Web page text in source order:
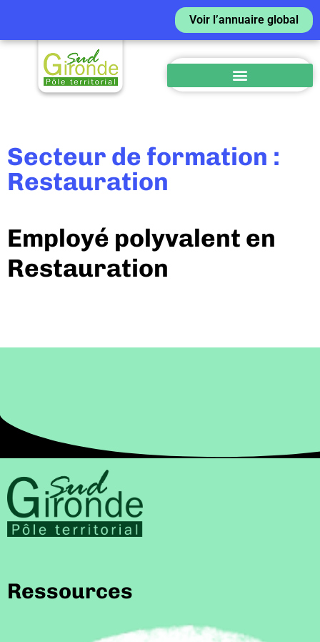
Voir l’annuaire global
Secteur de formation :
Restauration
Employé polyvalent en
Restauration
Ressources